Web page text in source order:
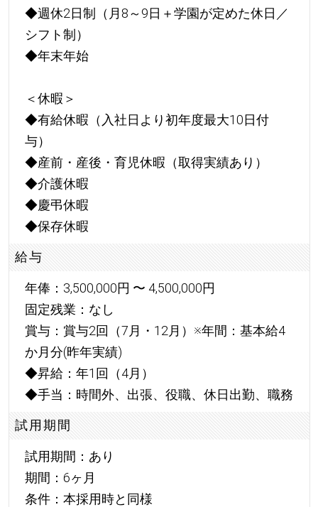
◆週休2日制（月8～9日＋学園が定めた休日／
シフト制）
◆年末年始
＜休暇＞
◆有給休暇（入社日より初年度最大10日付
与）
◆産前・産後・育児休暇（取得実績あり）
◆介護休暇
◆慶弔休暇
◆保存休暇
給与
年俸：3,500,000円 〜 4,500,000円
固定残業：なし
賞与：賞与2回（7月・12月）※年間：基本給4
か月分(昨年実績)
◆昇給：年1回（4月）
◆手当：時間外、出張、役職、休日出勤、職務
試用期間
試用期間：あり
期間：6ヶ月
条件：本採用時と同様